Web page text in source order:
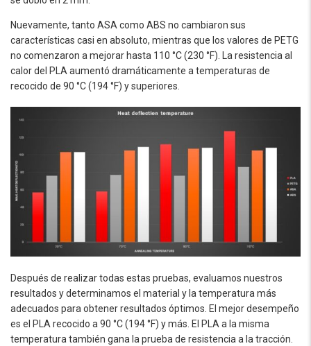
Nuevamente, tanto ASA como ABS no cambiaron sus
características casi en absoluto, mientras que los valores de PETG
no comenzaron a mejorar hasta 110 °C (230 °F). La resistencia al
calor del PLA aumentó dramáticamente a temperaturas de
recocido de 90 °C (194 °F) y superiores.
Después de realizar todas estas pruebas, evaluamos nuestros
resultados y determinamos el material y la temperatura más
adecuados para obtener resultados óptimos. El mejor desempeño
es el PLA recocido a 90 °C (194 °F) y más. El PLA a la misma
temperatura también gana la prueba de resistencia a la tracción.